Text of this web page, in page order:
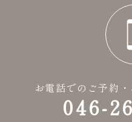
お電話でのご予約
046-